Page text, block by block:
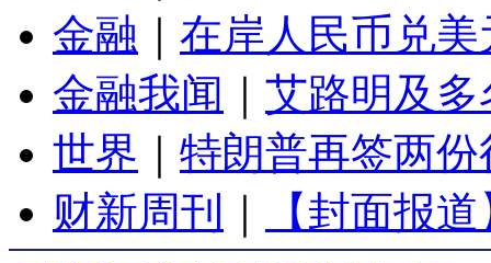
金融
在岸人民币兑
金融我闻
艾路明及
世界
特朗普再签两
财新周刊
【封面报